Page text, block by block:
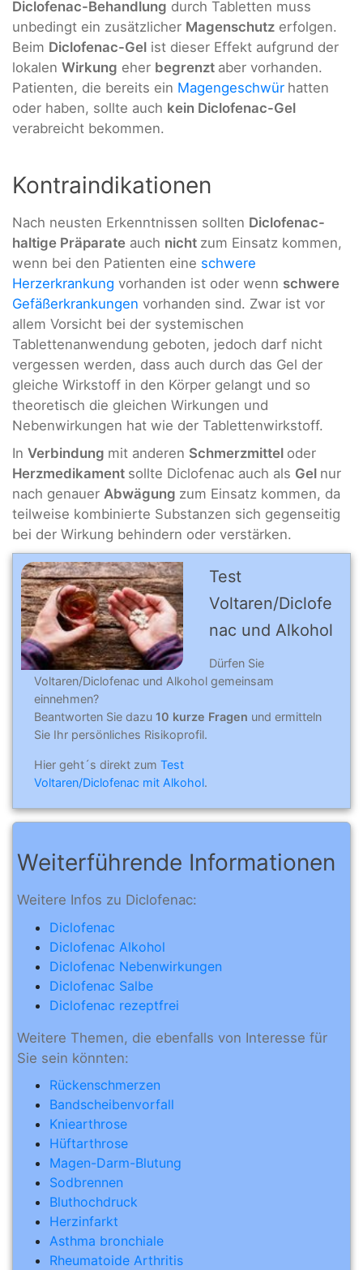
Diclofenac-Behandlung durch Tabletten muss
unbedingt ein zusätzlicher Magenschutz erfolgen.
Beim Diclofenac-Gel ist dieser Effekt aufgrund der
lokalen Wirkung eher begrenzt aber vorhanden.
Patienten, die bereits ein Magengeschwür hatten
oder haben, sollte auch kein Diclofenac-Gel
verabreicht bekommen.
Kontraindikationen
Nach neusten Erkenntnissen sollten Diclofenac-
haltige Präparate auch nicht zum Einsatz kommen,
wenn bei den Patienten eine schwere
Herzerkrankung vorhanden ist oder wenn schwere
Gefäßerkrankungen vorhanden sind. Zwar ist vor
allem Vorsicht bei der systemischen
Tablettenanwendung geboten, jedoch darf nicht
vergessen werden, dass auch durch das Gel der
gleiche Wirkstoff in den Körper gelangt und so
theoretisch die gleichen Wirkungen und
Nebenwirkungen hat wie der Tablettenwirkstoff.
In Verbindung mit anderen Schmerzmittel oder
Herzmedikament sollte Diclofenac auch als Gel nur
nach genauer Abwägung zum Einsatz kommen, da
teilweise kombinierte Substanzen sich gegenseitig
bei der Wirkung behindern oder verstärken.
Test
Voltaren/Diclofe
nac und Alkohol
Dürfen Sie
Voltaren/Diclofenac und Alkohol gemeinsam
einnehmen?
Beantworten Sie dazu 10 kurze Fragen und ermitteln
Sie Ihr persönliches Risikoprofil.
Hier geht´s direkt zum Test
Voltaren/Diclofenac mit Alkohol.
Weiterführende Informationen
Weitere Infos zu Diclofenac:
Diclofenac
Diclofenac Alkohol
Diclofenac Nebenwirkungen
Diclofenac Salbe
Diclofenac rezeptfrei
Weitere Themen, die ebenfalls von Interesse für
Sie sein könnten:
Rückenschmerzen
Bandscheibenvorfall
Kniearthrose
Hüftarthrose
Magen-Darm-Blutung
Sodbrennen
Bluthochdruck
Herzinfarkt
Asthma bronchiale
Rheumatoide Arthritis